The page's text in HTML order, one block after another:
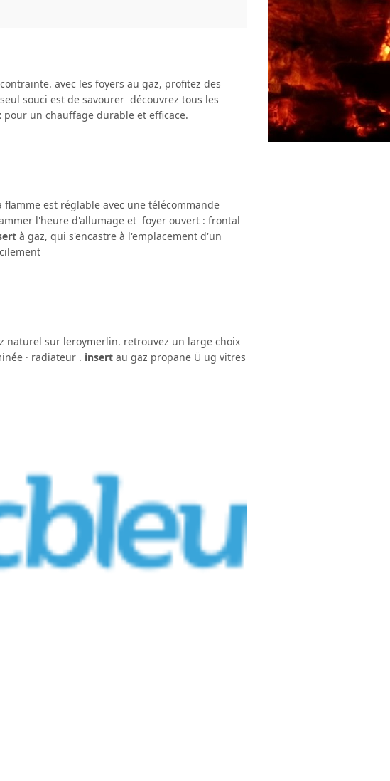
avec les foyers au gaz, profitez des
souci est de savourer découvrez tous les
pour un chauffage durable et efficace.
est réglable avec une télécommande
l'heure d'allumage et foyer ouvert : frontal
à gaz, qui s'encastre à l'emplacement d'un
naturel sur leroymerlin. retrouvez un large choix
· radiateur . insert au gaz propane Ü ug vitres